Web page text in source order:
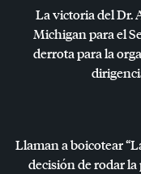
La victoria del Dr.
Michigan para el
derrota para la
Llaman a boicotear
decisión de rodar